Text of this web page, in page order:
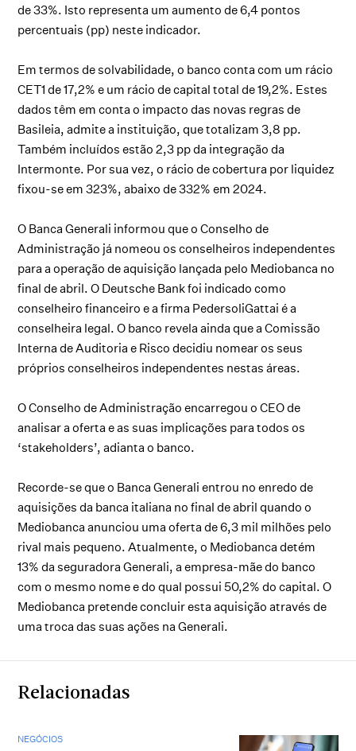
de 33%. Isto representa um aumento de 6,4 pontos
percentuais (pp) neste indicador.
Em termos de solvabilidade, o banco conta com um rácio
CET1 de 17,2% e um rácio de capital total de 19,2%. Estes
dados têm em conta o impacto das novas regras de
Basileia, admite a instituição, que totalizam 3,8 pp.
Também incluídos estão 2,3 pp da integração da
Intermonte. Por sua vez, o rácio de cobertura por liquidez
fixou-se em 323%, abaixo de 332% em 2024.
O Banca Generali informou que o Conselho de
Administração já nomeou os conselheiros independentes
para a operação de aquisição lançada pelo Mediobanca no
final de abril. O Deutsche Bank foi indicado como
conselheiro financeiro e a firma PedersoliGattai é a
conselheira legal. O banco revela ainda que a Comissão
Interna de Auditoria e Risco decidiu nomear os seus
próprios conselheiros independentes nestas áreas.
O Conselho de Administração encarregou o CEO de
analisar a oferta e as suas implicações para todos os
‘stakeholders’, adianta o banco.
Recorde-se que o Banca Generali entrou no enredo de
aquisições da banca italiana no final de abril quando o
Mediobanca anunciou uma oferta de 6,3 mil milhões pelo
rival mais pequeno. Atualmente, o Mediobanca detém
13% da seguradora Generali, a empresa-mãe do banco
com o mesmo nome e do qual possui 50,2% do capital. O
Mediobanca pretende concluir esta aquisição através de
uma troca das suas ações na Generali.
Relacionadas
NEGÓCIOS